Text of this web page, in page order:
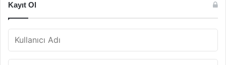
Kayıt Ol